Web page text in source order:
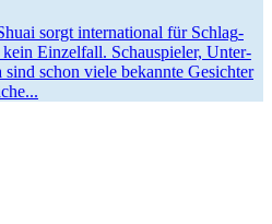
sorgt inter­na­tional für Schlag­
Einzelfall. Schau­spieler, Unter­
schon viele bekannte Gesichter